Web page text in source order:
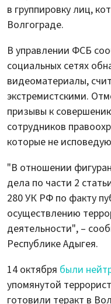
в группировку лиц,
Волгограде.
В управлении ФСБ
социальных сетях
видеоматериалы,
экстремистскими.
призывы к
сотрудников
которые не
"В отношении
дела по части 2
280 УК РФ по факту
осуществлению
деятельности", –
Республике Адыгея.
14 октября были
упомянутой
готовили теракт в